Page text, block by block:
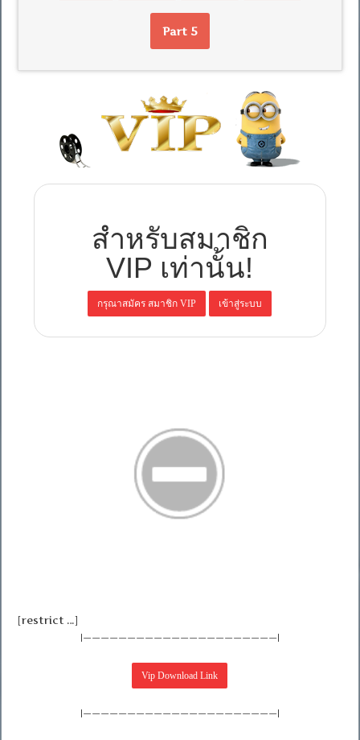
Part 5
สำหรับสมาชิก
VIP เท่านั้น!
[restrict …]
|——————————————————————|
|——————————————————————|